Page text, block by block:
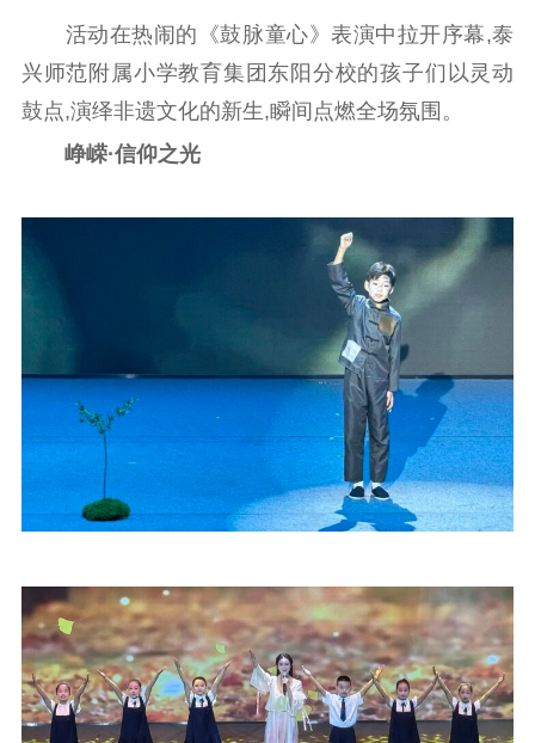
精神文明
文明创建 文明实践
文明培育
先进典型
爱国主义教育
全民国防教育
红色资源保护利
新闻出版
精品出版 全民阅读
出版监管
扫黄打非
电影工作
机关党建
党建要闻 学习在线
文化人才
活动在热闹的《鼓脉童心》表演中拉开序幕,泰
兴师范附属小学教育集团东阳分校的孩子们以灵动
鼓点,演绎非遗文化的新生,瞬间点燃全场氛围。
峥嵘·信仰之光